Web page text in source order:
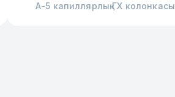
А-5 капиллярлық ГХ колонкасы